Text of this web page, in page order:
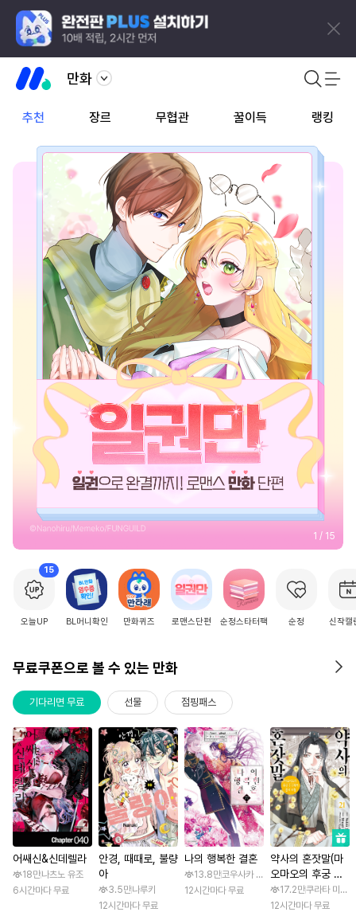
만화
추천 장르 무협관 꿀이득 랭킹
2 / 15
15
오늘UP BL머니확인 만화퀴즈 로맨스단편 순정스타터팩 순정 신작캘
무료쿠폰으로 볼 수 있는 만화
기다리면 무료 선물 점핑패스
어쌔신&신데렐라
18만나츠노 유조
6시간마다 무료
안경, 때때로, 불량
아
3.5만나루키
12시간마다 무료
나의 행복한 결혼
13.8만코우사카 리토 / 아기토기 아쿠미
12시간마다 무료
약사의 혼잣말(마
오마오의 후궁 수
수께끼 풀이수첩)
17.2만쿠라타 미노
12시간마다 무료